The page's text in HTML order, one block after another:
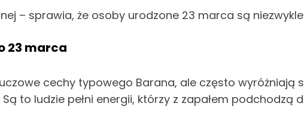
– sprawia, że osoby urodzone 23 marca są
23 marca
cechy typowego Barana, ale często wyróżniają
to ludzie pełni energii, którzy z zapałem podchodzą